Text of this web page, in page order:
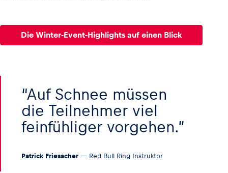
Die Winter-Event-Highlights auf einen Blick
Auf Schnee müssen
die Teilnehmer viel
feinfühliger vorgehen.
Patrick Friesacher — Red Bull Ring Instruktor